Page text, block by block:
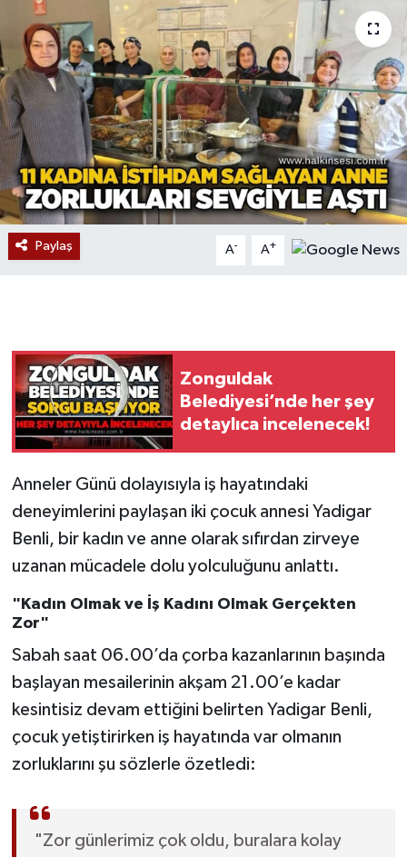
Paylaş A- A+
Zonguldak
Belediyesi’nde her şey
detaylıca incelenecek!
Anneler Günü dolayısıyla iş hayatındaki
deneyimlerini paylaşan iki çocuk annesi Yadigar
Benli, bir kadın ve anne olarak sıfırdan zirveye
uzanan mücadele dolu yolculuğunu anlattı.
"Kadın Olmak ve İş Kadını Olmak Gerçekten
Zor"
Sabah saat 06.00’da çorba kazanlarının başında
başlayan mesailerinin akşam 21.00’e kadar
kesintisiz devam ettiğini belirten Yadigar Benli,
çocuk yetiştirirken iş hayatında var olmanın
zorluklarını şu sözlerle özetledi:
"Zor günlerimiz çok oldu, buralara kolay
BİLİM VE TEKNOLOJİ
DUNYA
Düzce
Eğitim
Ekonomi
GÜNDEM
İş ilanı
Kültür - Sanat
MAGAZİN
Politika
Resmi İlan
Sağlık
Spor